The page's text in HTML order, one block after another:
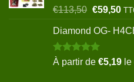
Note5.00
€113,50 Le
initial
était :
€113,50.
€59,50Le
Diamond OG-
Note5.00
sur 5
À partir de €5,19